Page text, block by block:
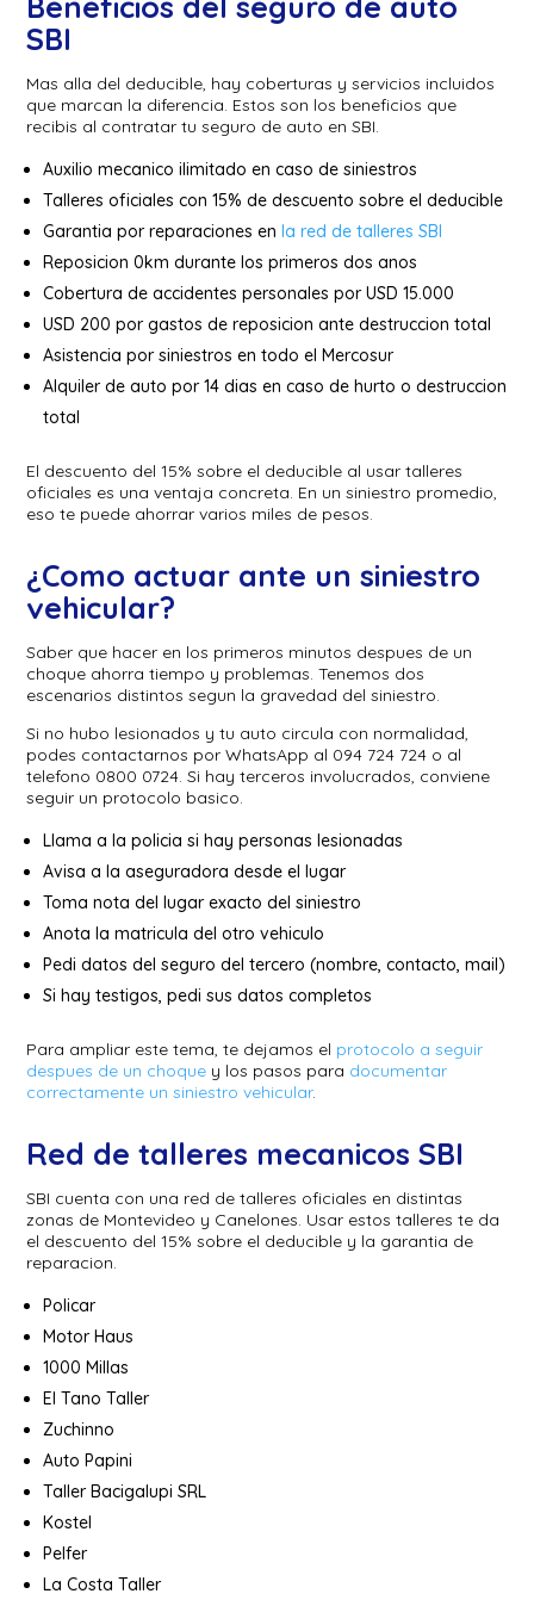
SBI
Mas alla del deducible, hay coberturas y servicios incluidos
que marcan la diferencia. Estos son los beneficios que
recibis al contratar tu seguro de auto en SBI.
Auxilio mecanico ilimitado en caso de siniestros
Talleres oficiales con 15% de descuento sobre el deducible
Garantia por reparaciones enla red de talleres SBI
Reposicion 0km durante los primeros dos anos
Cobertura de accidentes personales por USD 15.000
USD 200 por gastos de reposicion ante destruccion total
Asistencia por siniestros en todo el Mercosur
Alquiler de auto por 14 dias en caso de hurto o destruccion
total
El descuento del 15% sobre el deducible al usar talleres
oficiales es una ventaja concreta. En un siniestro promedio,
eso te puede ahorrar varios miles de pesos.
¿Como actuar ante un siniestro
vehicular?
Saber que hacer en los primeros minutos despues de un
choque ahorra tiempo y problemas. Tenemos dos
escenarios distintos segun la gravedad del siniestro.
Si no hubo lesionados y tu auto circula con normalidad,
podes contactarnos por WhatsApp al 094 724 724 o al
telefono 0800 0724. Si hay terceros involucrados, conviene
seguir un protocolo basico.
Llama a la policia si hay personas lesionadas
Avisa a la aseguradora desde el lugar
Toma nota del lugar exacto del siniestro
Anota la matricula del otro vehiculo
Pedi datos del seguro del tercero (nombre, contacto, mail)
Si hay testigos, pedi sus datos completos
Para ampliar este tema, te dejamos el protocolo a seguir
despues de un choque y los pasos para documentar
correctamente un siniestro vehicular.
Red de talleres mecanicos SBI
SBI cuenta con una red de talleres oficiales en distintas
zonas de Montevideo y Canelones. Usar estos talleres te da
el descuento del 15% sobre el deducible y la garantia de
reparacion.
Policar
Motor Haus
1000 Millas
El Tano Taller
Zuchinno
Auto Papini
Taller Bacigalupi SRL
Kostel
Pelfer
La Costa Taller